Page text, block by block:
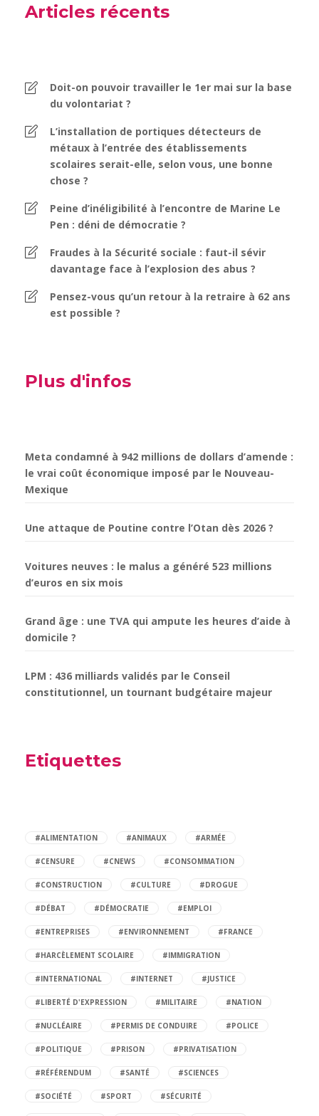
Articles récents
Doit-on pouvoir travailler le 1er mai sur la base
du volontariat ?
L’installation de portiques détecteurs de
métaux à l’entrée des établissements
scolaires serait-elle, selon vous, une bonne
chose ?
Peine d’inéligibilité à l’encontre de Marine Le
Pen : déni de démocratie ?
Fraudes à la Sécurité sociale : faut-il sévir
davantage face à l’explosion des abus ?
Pensez-vous qu’un retour à la retraire à 62 ans
est possible ?
Plus d'infos
Meta condamné à 942 millions de dollars d’amende :
le vrai coût économique imposé par le Nouveau-
Mexique
Une attaque de Poutine contre l’Otan dès 2026 ?
Voitures neuves : le malus a généré 523 millions
d’euros en six mois
Grand âge : une TVA qui ampute les heures d’aide à
domicile ?
LPM : 436 milliards validés par le Conseil
constitutionnel, un tournant budgétaire majeur
Etiquettes
#ALIMENTATION #ANIMAUX #ARMÉE
#CENSURE #CNEWS #CONSOMMATION
#CONSTRUCTION #CULTURE #DROGUE
#DÉBAT #DÉMOCRATIE #EMPLOI
#ENTREPRISES #ENVIRONNEMENT #FRANCE
#HARCÈLEMENT SCOLAIRE #IMMIGRATION
#INTERNATIONAL #INTERNET #JUSTICE
#LIBERTÉ D'EXPRESSION #MILITAIRE #NATION
#NUCLÉAIRE #PERMIS DE CONDUIRE #POLICE
#POLITIQUE #PRISON #PRIVATISATION
#RÉFÉRENDUM #SANTÉ #SCIENCES
#SOCIÉTÉ #SPORT #SÉCURITÉ